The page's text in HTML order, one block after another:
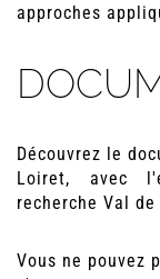
approches
Découvrez le
Loiret, avec
recherche Val
Vous ne pouvez